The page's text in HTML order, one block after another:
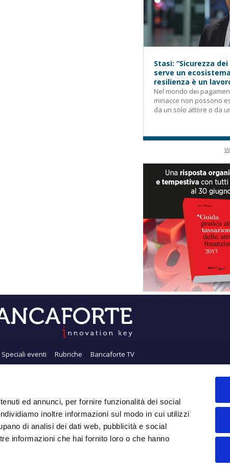
ed annunci, per fornire funzionalità dei social
inoltre informazioni sul modo in cui utilizzi
di analisi dei dati web, pubblicità e social
informazioni che hai fornito loro o che hanno
Stasi: “Sicurezza
serve un
resilienza è un
Nel mondo dei
minacce non possono
da un solo attore o da
Speciali eventi Rubriche Bancaforte TV
Iscriviti alla Newsletter